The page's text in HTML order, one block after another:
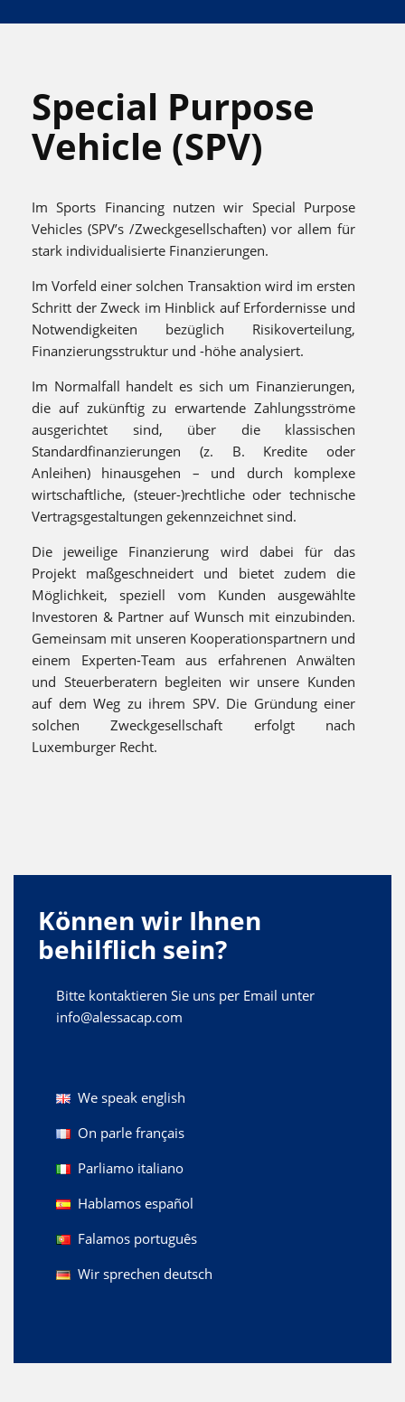
Special Purpose
Vehicle (SPV)
Im Sports Financing nutzen wir Special Purpose
Vehicles (SPV’s /Zweckgesellschaften) vor allem für
stark individualisierte Finanzierungen.
Im Vorfeld einer solchen Transaktion wird im ersten
Schritt der Zweck im Hinblick auf Erfordernisse und
Notwendigkeiten bezüglich Risikoverteilung,
Finanzierungsstruktur und -höhe analysiert.
Im Normalfall handelt es sich um Finanzierungen,
die auf zukünftig zu erwartende Zahlungsströme
ausgerichtet sind, über die klassischen
Standardfinanzierungen (z. B. Kredite oder
Anleihen) hinausgehen – und durch komplexe
wirtschaftliche, (steuer-)rechtliche oder technische
Vertragsgestaltungen gekennzeichnet sind.
Die jeweilige Finanzierung wird dabei für das
Projekt maßgeschneidert und bietet zudem die
Möglichkeit, speziell vom Kunden ausgewählte
Investoren & Partner auf Wunsch mit einzubinden.
Gemeinsam mit unseren Kooperationspartnern und
einem Experten-Team aus erfahrenen Anwälten
und Steuerberatern begleiten wir unsere Kunden
auf dem Weg zu ihrem SPV. Die Gründung einer
solchen Zweckgesellschaft erfolgt nach
Luxemburger Recht.
Können wir Ihnen
behilflich sein?
Bitte kontaktieren Sie uns per Email unter
info@alessacap.com
We speak english
On parle français
Parliamo italiano
Hablamos español
Falamos português
Wir sprechen deutsch